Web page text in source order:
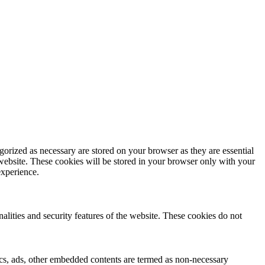
as necessary are stored on your browser as they are essential
These cookies will be stored in your browser only with your
and security features of the website. These cookies do not
other embedded contents are termed as non-necessary